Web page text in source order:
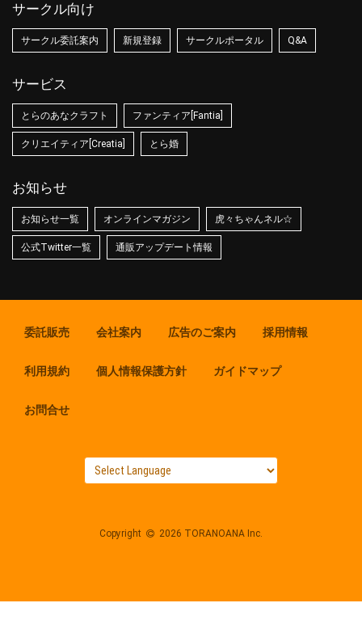
サークル向け
サークル委託案内 新規登録 サークルポータル Q&A
サービス
とらのあなクラフト ファンティア[Fantia]
クリエイティア[Creatia] とら婚
お知らせ
お知らせ一覧 オンラインマガジン 虎々ちゃんネル☆
公式Twitter一覧 通販アップデート情報
委託販売 会社案内 広告のご案内 採用情報
利用規約 個人情報保護方針 ガイドマップ
お問合せ
Copyright 2026 TORANOANA Inc.